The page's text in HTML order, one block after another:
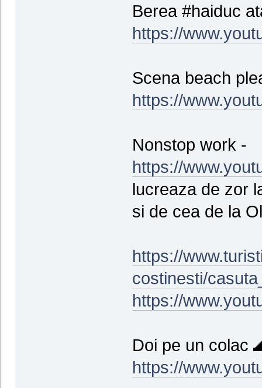
Berea #haiduc
https://
Scena beach
https://
Nonstop work -
https://
lucreaza de zor
si de cea de la
https://
costinesti/
https://
Doi pe un colac
https://